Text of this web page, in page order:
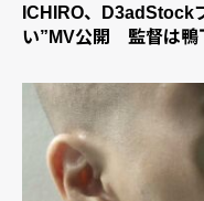
ICHIRO、D3adStock
い”MV公開 監督は鴨